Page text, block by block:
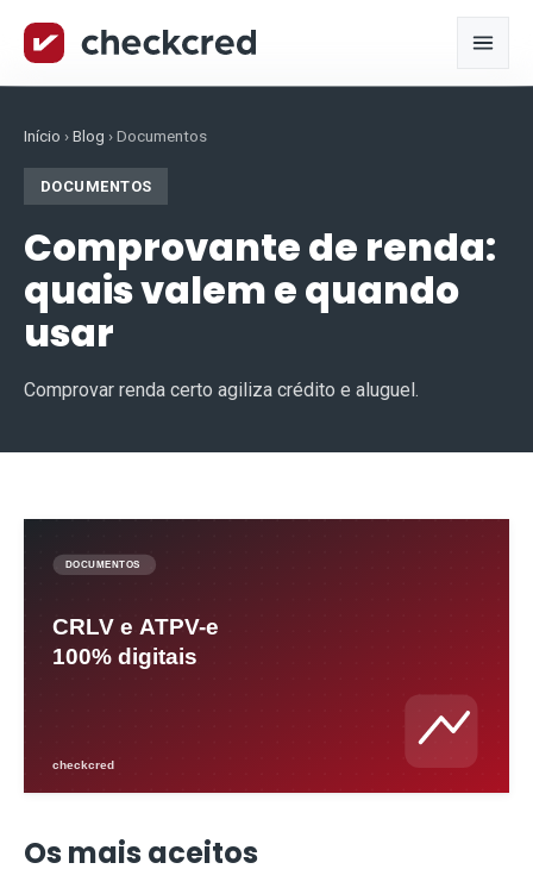
Início ›Blog ›Documentos
DOCUMENTOS
Comprovante de renda:
quais valem e quando
usar
Comprovar renda certo agiliza crédito e aluguel.
Os mais aceitos